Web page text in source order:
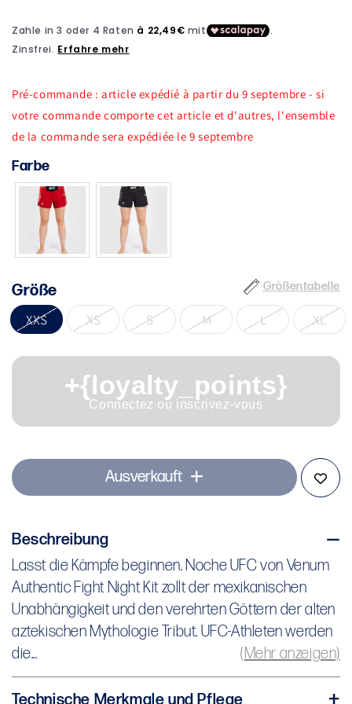
Modal
öffnen
Pré-commande : article expédié à partir du 9 septembre - si
votre commande comporte cet article et d'autres, l'ensemble
de la commande sera expédiée le 9 septembre
Farbe
Größentabelle
Größe
XXS XS S M L XL
+{loyalty_points}
Connectez ou inscrivez-vous
Ausverkauft
Beschreibung
Lasst die Kämpfe beginnen. Noche UFC von Venum
Authentic Fight Night Kit zollt der mexikanischen
Unabhängigkeit und den verehrten Göttern der alten
aztekischen Mythologie Tribut. UFC-Athleten werden
die limitierte Kollektion während des einzigartigen
Events, Noche UFC in der Sphere in Las Vegas,
tragen.
Lasst die Kämpfe beginnen. Noche UFC von Venum
Authentic Fight Night Kit zollt der mexikanischen
Unabhängigkeit und den verehrten Göttern der alten
aztekischen Mythologie Tribut. UFC-Athleten werden
die...
(Mehr anzeigen)
Technische Merkmale und Pflege